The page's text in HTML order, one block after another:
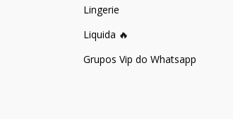
Lingerie
Liquida 🔥
Grupos Vip do Whatsapp